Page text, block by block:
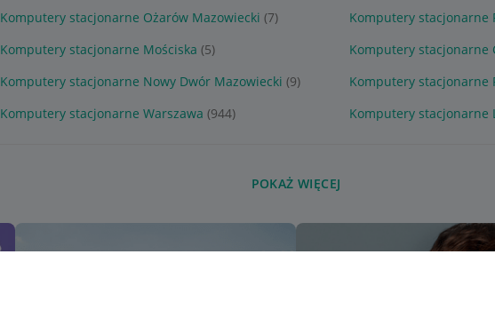
Komputery stacjonarne Ożarów Mazowiecki (7) Komputery stacjonarne
Komputery stacjonarne Mościska (5) Komputery stacjonarne
Komputery stacjonarne Nowy Dwór Mazowiecki (9) Komputery stacjonarne
Komputery stacjonarne Warszawa (944) Komputery stacjonarne
POKAŻ WIĘCEJ